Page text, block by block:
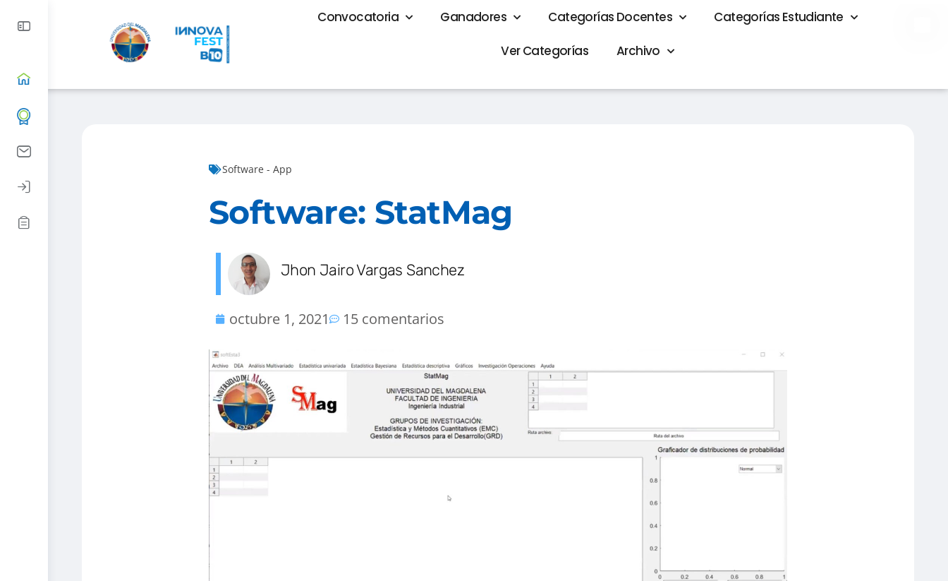
Convocatoria Ganadores Categorías Docentes
Categorías Estudiante
Ver Categorías
Archivo
Software - App
Software: StatMag
Jhon Jairo Vargas Sanchez
octubre 1, 2021 15 comentarios